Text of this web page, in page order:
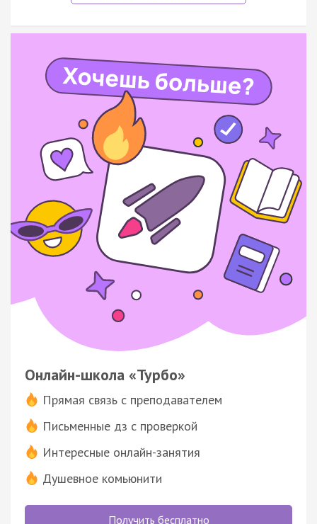
Онлайн-школа «Турбо»
Прямая связь с преподавателем
Письменные дз с проверкой
Интересные онлайн-занятия
Душевное комьюнити
Получить бесплатно